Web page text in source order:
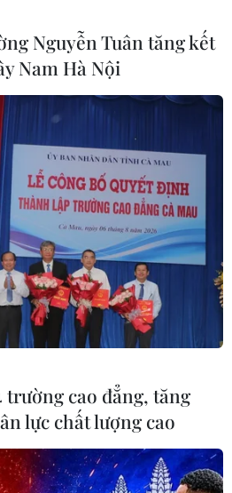
Nguyễn Tuân tăng kết
Nam Hà Nội
trường cao đẳng, tăng
lực chất lượng cao